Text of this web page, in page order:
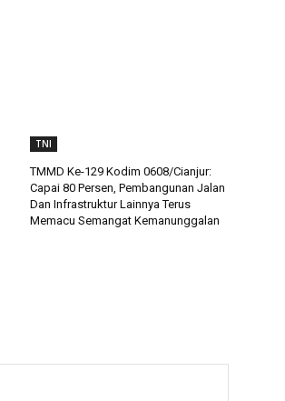
TNI
TMMD Ke-129 Kodim 0608/Cianjur:
Capai 80 Persen, Pembangunan Jalan
Dan Infrastruktur Lainnya Terus
Memacu Semangat Kemanunggalan